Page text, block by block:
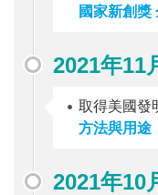
國家新創獎
2021年11
取得美國發
方法與用途
2021年10